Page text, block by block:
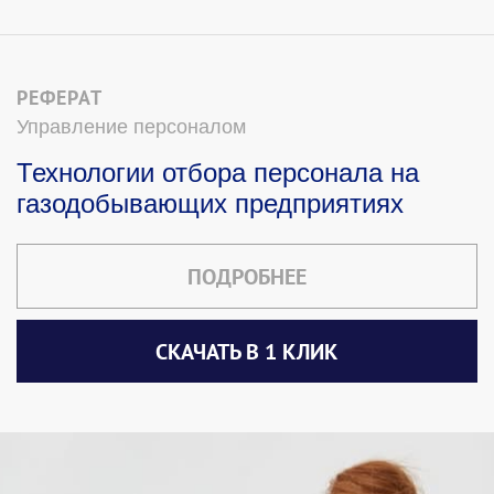
РЕФЕРАТ
Управление персоналом
Технологии отбора персонала на
газодобывающих предприятиях
ПОДРОБНЕЕ
СКАЧАТЬ В 1 КЛИК